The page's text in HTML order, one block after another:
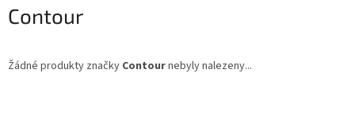
Contour
Žádné produkty značky Contournebyly nalezeny...